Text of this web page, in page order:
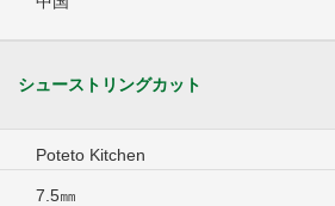
シューストリングカット
Poteto Kitchen
7.5㎜